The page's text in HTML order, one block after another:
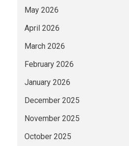
May 2026
April 2026
March 2026
February 2026
January 2026
December 2025
November 2025
October 2025